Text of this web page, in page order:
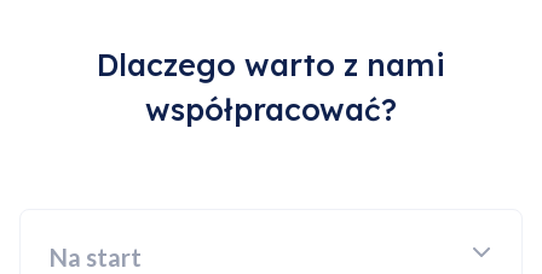
Dlaczego warto z nami
współpracować?
Na start